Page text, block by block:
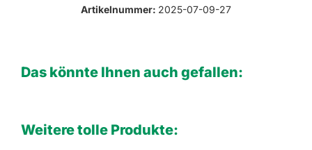
Artikelnummer: 2025-07-09-27
Das könnte Ihnen auch gefallen:
Weitere tolle Produkte: